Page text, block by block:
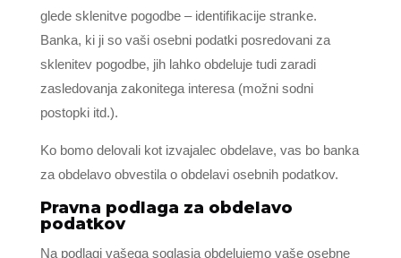
glede sklenitve pogodbe – identifikacije stranke.
Banka, ki ji so vaši osebni podatki posredovani za
sklenitev pogodbe, jih lahko obdeluje tudi zaradi
zasledovanja zakonitega interesa (možni sodni
postopki itd.).
Ko bomo delovali kot izvajalec obdelave, vas bo banka
za obdelavo obvestila o obdelavi osebnih podatkov.
Pravna podlaga za obdelavo
podatkov
Na podlagi vašega soglasja obdelujemo vaše osebne